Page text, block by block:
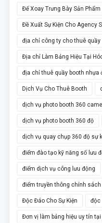
Đế Xoay Trưng Bày Sản
Đề Xuất Sự Kiện Cho Agency
địa chỉ công ty cho thuê quầy
Địa chỉ Làm Bảng Hiệu Tại
địa chỉ thuê quầy booth nhựa
Dịch Vụ Cho Thuê Booth
dịch vụ photo booth 360
dịch vụ photo booth 360 độ
dịch vụ quay chụp 360 độ sự
điểm đào tạo kỹ năng số lưu
điểm dịch vụ công lưu động
điểm truyền thông chính sách
Độc Đáo Cho Sự Kiện độc
Đơn vị làm bảng hiệu uy tín tại